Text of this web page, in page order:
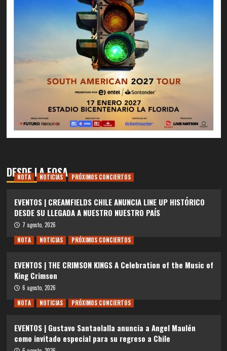
DESDE LA FOSA
NOTA NOTICIAS PRÓXIMOS CONCIERTOS
EVENTOS | CREAMFIELDS CHILE ANUNCIA LINE UP HISTÓRICO
DESDE SU LLEGADA A NUESTRO NUESTRO PAÍS
7 agosto, 2026
NOTA
NOTICIAS PRÓXIMOS CONCIERTOS
EVENTOS | THE CRIMSON KINGS A Celebration of the Music of
King Crimson
6 agosto, 2026
NOTA
NOTICIAS PRÓXIMOS CONCIERTOS
EVENTOS | Gustavo Santaolalla anuncia a Angel Maulén
como invitado especial para su regreso a Chile